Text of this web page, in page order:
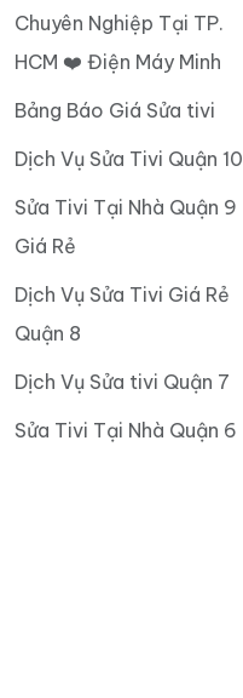
Chuyên Nghiệp Tại TP.
HCM ❤️ Điện Máy Minh
Bảng Báo Giá Sửa tivi
Dịch Vụ Sửa Tivi Quận 10
Sửa Tivi Tại Nhà Quận 9
Giá Rẻ
Dịch Vụ Sửa Tivi Giá Rẻ
Quận 8
Dịch Vụ Sửa tivi Quận 7
Sửa Tivi Tại Nhà Quận 6